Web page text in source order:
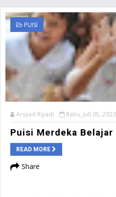
PUISI
Arsyad Riyadi Rabu, Juli 05, 2023
Puisi Merdeka Belajar
READ MORE
Share